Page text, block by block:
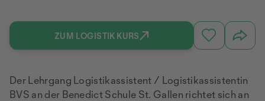
ZUM LOGISTIK KURS
Der Lehrgang Logistikassistent / Logistikassistentin
BVS an der Benedict Schule St. Gallen richtet sich an